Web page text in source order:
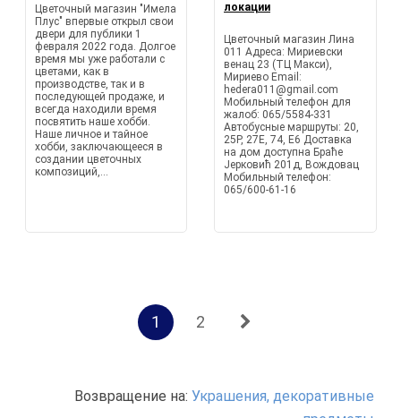
Цветочный магазин "Имела
Плус" впервые открыл свои
двери для публики 1
февраля 2022 года. Долгое
время мы уже работали с
цветами, как в
производстве, так и в
последующей продаже, и
всегда находили время
посвятить наше хобби.
Наше личное и тайное
хобби, заключающееся в
создании цветочных
композиций,...
локации
Цветочный магазин Лина
011 Адреса: Мириевски
венац 23 (ТЦ Макси),
Мириево Email:
hedera011@gmail.com
Мобильный телефон для
жалоб: 065/5584-331
Автобусные маршруты: 20,
25P, 27E, 74, E6 Доставка
на дом доступна Браће
Јерковић 201д, Вождовац
Мобильный телефон:
065/600-61-16
1 2
Возвращение на: Украшения, декоративные